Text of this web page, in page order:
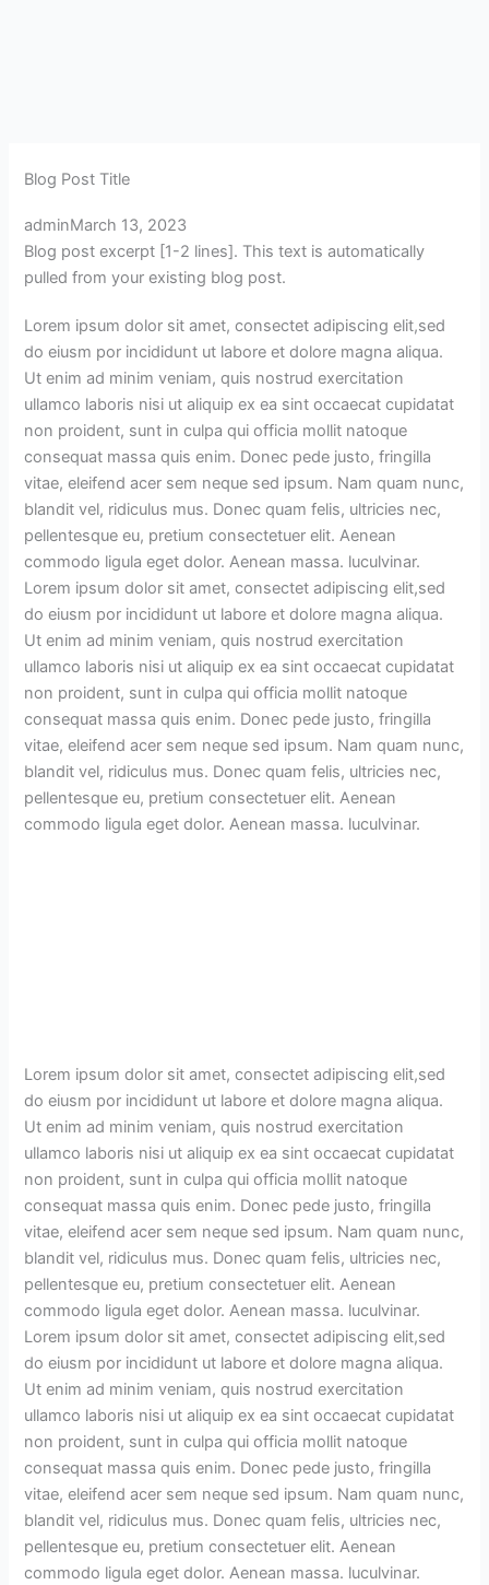
Blog Post Title
adminMarch 13, 2023
Blog post excerpt [1-2 lines]. This text is automatically
pulled from your existing blog post.
Lorem ipsum dolor sit amet, consectet adipiscing elit,sed
do eiusm por incididunt ut labore et dolore magna aliqua.
Ut enim ad minim veniam, quis nostrud exercitation
ullamco laboris nisi ut aliquip ex ea sint occaecat cupidatat
non proident, sunt in culpa qui officia mollit natoque
consequat massa quis enim. Donec pede justo, fringilla
vitae, eleifend acer sem neque sed ipsum. Nam quam nunc,
blandit vel, ridiculus mus. Donec quam felis, ultricies nec,
pellentesque eu, pretium consectetuer elit. Aenean
commodo ligula eget dolor. Aenean massa. luculvinar.
Lorem ipsum dolor sit amet, consectet adipiscing elit,sed
do eiusm por incididunt ut labore et dolore magna aliqua.
Ut enim ad minim veniam, quis nostrud exercitation
ullamco laboris nisi ut aliquip ex ea sint occaecat cupidatat
non proident, sunt in culpa qui officia mollit natoque
consequat massa quis enim. Donec pede justo, fringilla
vitae, eleifend acer sem neque sed ipsum. Nam quam nunc,
blandit vel, ridiculus mus. Donec quam felis, ultricies nec,
pellentesque eu, pretium consectetuer elit. Aenean
commodo ligula eget dolor. Aenean massa. luculvinar.
Lorem ipsum dolor sit amet, consectet adipiscing elit,sed
do eiusm por incididunt ut labore et dolore magna aliqua.
Ut enim ad minim veniam, quis nostrud exercitation
ullamco laboris nisi ut aliquip ex ea sint occaecat cupidatat
non proident, sunt in culpa qui officia mollit natoque
consequat massa quis enim. Donec pede justo, fringilla
vitae, eleifend acer sem neque sed ipsum. Nam quam nunc,
blandit vel, ridiculus mus. Donec quam felis, ultricies nec,
pellentesque eu, pretium consectetuer elit. Aenean
commodo ligula eget dolor. Aenean massa. luculvinar.
Lorem ipsum dolor sit amet, consectet adipiscing elit,sed
do eiusm por incididunt ut labore et dolore magna aliqua.
Ut enim ad minim veniam, quis nostrud exercitation
ullamco laboris nisi ut aliquip ex ea sint occaecat cupidatat
non proident, sunt in culpa qui officia mollit natoque
consequat massa quis enim. Donec pede justo, fringilla
vitae, eleifend acer sem neque sed ipsum. Nam quam nunc,
blandit vel, ridiculus mus. Donec quam felis, ultricies nec,
pellentesque eu, pretium consectetuer elit. Aenean
commodo ligula eget dolor. Aenean massa. luculvinar.